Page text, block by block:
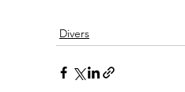
Divers